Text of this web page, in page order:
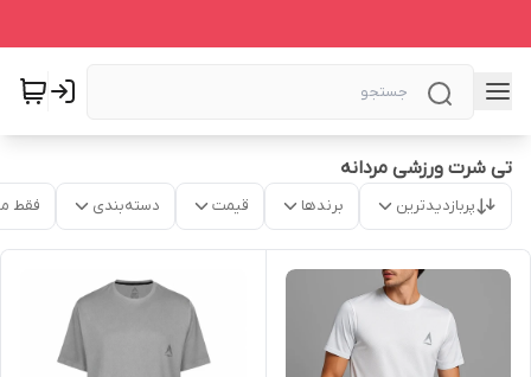
تی شرت ورزشی مردانه
پربازدیدترین برندها قیمت دسته‌بندی فقط